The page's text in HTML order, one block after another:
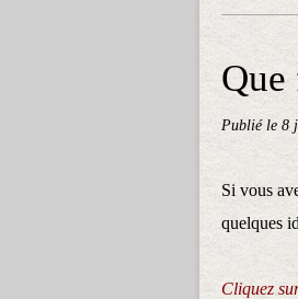
Que
Publié le 8
Si vous
quelques
Cliquez